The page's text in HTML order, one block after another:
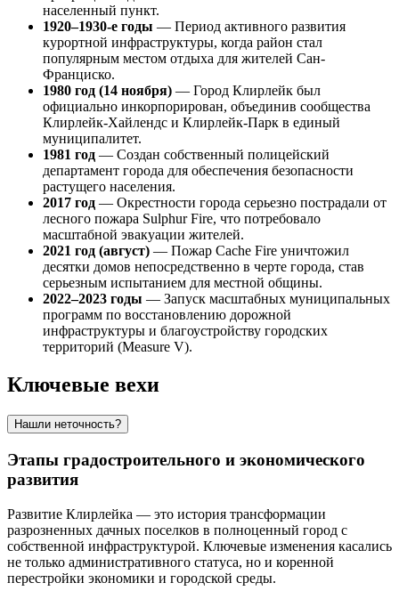
населенный пункт.
1920–1930-е годы — Период активного развития
курортной инфраструктуры, когда район стал
популярным местом отдыха для жителей Сан-
Франциско.
1980 год (14 ноября) — Город Клирлейк был
официально инкорпорирован, объединив сообщества
Клирлейк-Хайлендс и Клирлейк-Парк в единый
муниципалитет.
1981 год — Создан собственный полицейский
департамент города для обеспечения безопасности
растущего населения.
2017 год — Окрестности города серьезно пострадали от
лесного пожара Sulphur Fire, что потребовало
масштабной эвакуации жителей.
2021 год (август) — Пожар Cache Fire уничтожил
десятки домов непосредственно в черте города, став
серьезным испытанием для местной общины.
2022–2023 годы — Запуск масштабных муниципальных
программ по восстановлению дорожной
инфраструктуры и благоустройству городских
территорий (Measure V).
Ключевые вехи
Нашли неточность?
Этапы градостроительного и экономического
развития
Развитие Клирлейка — это история трансформации
разрозненных дачных поселков в полноценный город с
собственной инфраструктурой. Ключевые изменения касались
не только административного статуса, но и коренной
перестройки экономики и городской среды.